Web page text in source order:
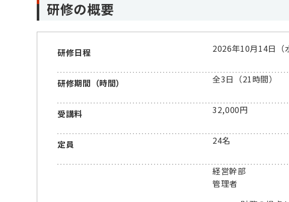
研修の概要
研修日程 2026年10月14日（
研修期間（時間） 全3日（21時間）
受講料 32,000円
定員 24名
経営幹部
管理者